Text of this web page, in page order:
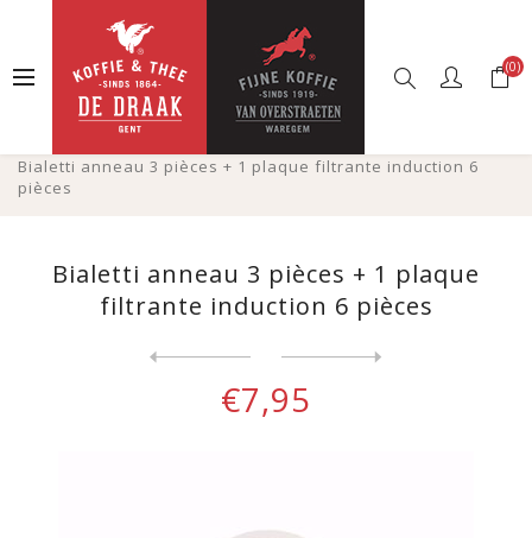
(0)
Boutique en ligne
Autres
Pièces de rechange
Bialetti anneau 3 pièces + 1 plaque filtrante induction 6
pièces
Bialetti anneau 3 pièces + 1 plaque
filtrante induction 6 pièces
€7,95